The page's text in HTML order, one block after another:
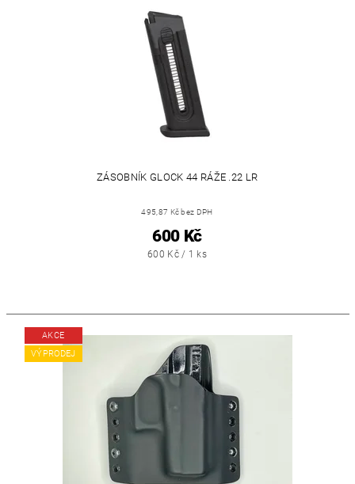
ZÁSOBNÍK GLOCK 44 RÁŽE .22 LR
495,87 Kč bez DPH
600 Kč
600 Kč / 1 ks
AKCE
VÝPRODEJ